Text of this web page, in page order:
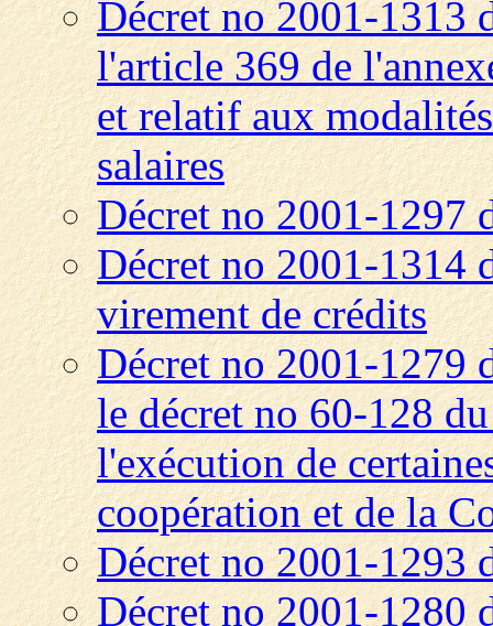
Décret no 2001-1313
l'article 369 de
et relatif aux
salaires
Décret no 2001-1297
Décret no 2001-1314
virement de crédits
Décret no 2001-1279
le décret no 60-128
l'exécution de
coopération et de la
Décret no 2001-1293
Décret no 2001-1280